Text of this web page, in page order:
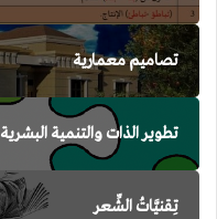
تصاميم معمارية
تطوير الذات والتنمية البشرية
تِقنيَّاتُ الشِّعر